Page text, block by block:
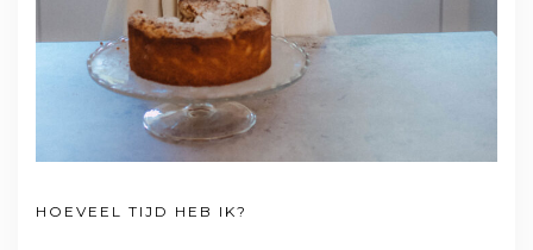
HOEVEEL TIJD HEB IK?